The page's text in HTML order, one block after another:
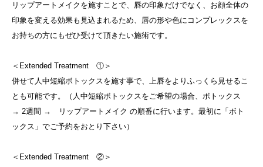
リップアートメイクを施すことで、唇の印象だけでなく、お顔全体の
印象を変える効果も見込まれるため、唇の形や色にコンプレックスを
お持ちの方にもぜひ受けて頂きたい施術です。
＜Extended Treatment ①＞
併せて人中短縮ボトックスを施す事で、上唇をよりふっくら見せるこ
とも可能です。（人中短縮ボトックスをご希望の場合、ボトックス
→ 2週間 → リップアートメイク の順番に行います。最初に「ボト
ックス」でご予約をおとり下さい）
＜Extended Treatment ②＞